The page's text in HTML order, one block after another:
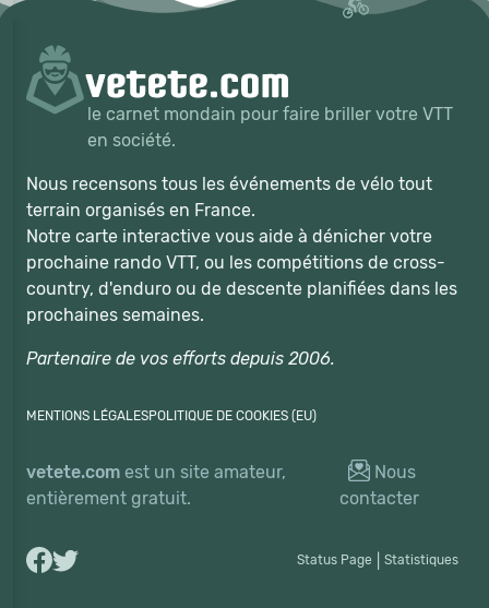
le carnet mondain pour faire briller votre VTT
en société.
Nous recensons tous les événements de vélo tout
terrain organisés en France.
Notre carte interactive vous aide à dénicher votre
prochaine rando VTT, ou les compétitions de cross-
country, d'enduro ou de descente planifiées dans les
prochaines semaines.
Partenaire de vos efforts depuis 2006.
MENTIONS LÉGALESPOLITIQUE DE COOKIES (EU)
vetete.com est un site amateur,
entièrement gratuit.
Nous
contacter
Status Page Statistiques